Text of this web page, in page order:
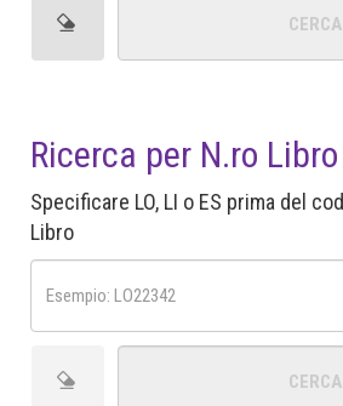
Ricerca per N.ro
Specificare LO, LI o ES prima del
Libro